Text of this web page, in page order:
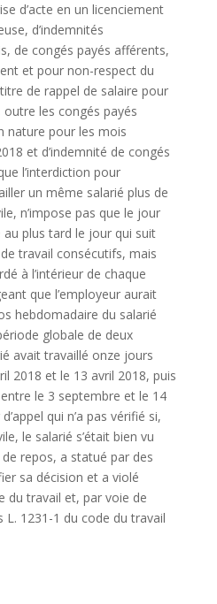
d’acte en un licenciement
d’indemnités
de congés payés afférents,
et pour non-respect du
de rappel de salaire pour
les congés payés
nature pour les mois
et d’indemnité de congés
l’interdiction pour
un même salarié plus de
n’impose pas que le jour
plus tard le jour qui suit
travail consécutifs, mais
à l’intérieur de chaque
que l’employeur aurait
hebdomadaire du salarié
globale de deux
avait travaillé onze jours
2018 et le 13 avril 2018, puis
le 3 septembre et le 14
qui n’a pas vérifié si,
le salarié s’était bien vu
repos, a statué par des
sa décision et a violé
du travail et, par voie de
L. 1231-1 du code du travail